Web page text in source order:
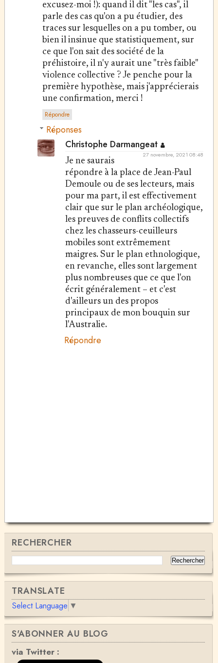
excusez-moi !): quand il dit "les cas", il
parle des cas qu'on a pu étudier, des
traces sur lesquelles on a pu tomber, ou
bien il insinue que statistiquement, sur
ce que l'on sait des société de la
préhistoire, il n'y aurait une "très faible"
violence collective ? Je penche pour la
première hypothèse, mais j'apprécierais
une confirmation, merci !
Répondre
Réponses
Christophe Darmangeat
27 novembre, 2021 08:48
Je ne saurais
répondre à la place de Jean-Paul
Demoule ou de ses lecteurs, mais
pour ma part, il est effectivement
clair que sur le plan archéologique,
les preuves de conflits collectifs
chez les chasseurs-ceuilleurs
mobiles sont extrêmement
maigres. Sur le plan ethnologique,
en revanche, elles sont largement
plus nombreuses que ce que l'on
écrit généralement – et c'est
d'ailleurs un des propos
principaux de mon bouquin sur
l'Australie.
Répondre
RECHERCHER
TRANSLATE
Select Language ▼
S'ABONNER AU BLOG
via Twitter :